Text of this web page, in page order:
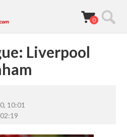
0
Liverpool
10:01